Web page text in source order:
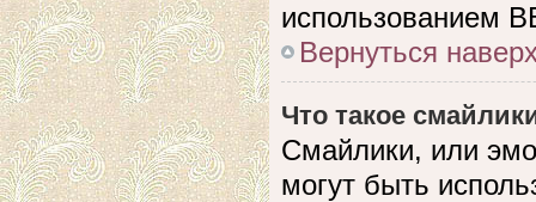
использованием
Вернуться
Что такое
Смайлики, или
могут быть